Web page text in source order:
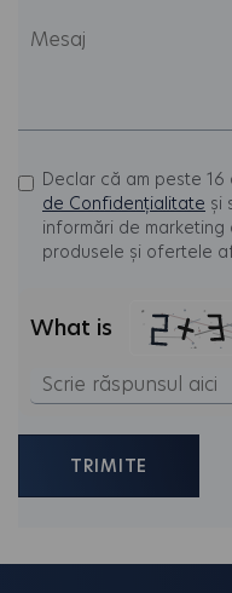
Declar că am peste
de Confidențialitate și
informări de marketing
produsele și ofertele
What is
Solve
the